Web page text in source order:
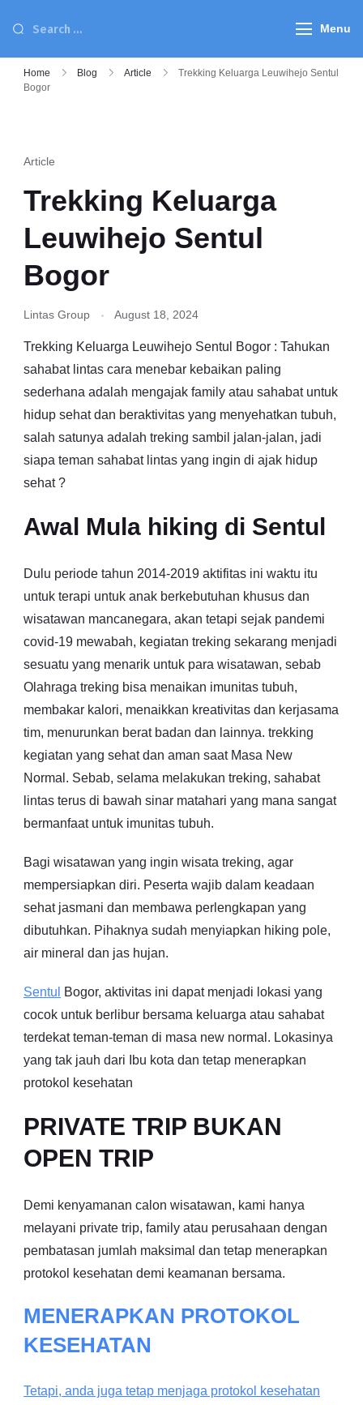
Menu
Home Blog Article
Trekking Keluarga Leuwihejo Sentul
Bogor
Article
Trekking Keluarga
Leuwihejo Sentul
Bogor
Lintas Group August 18, 2024
Trekking Keluarga Leuwihejo Sentul Bogor : Tahukan
sahabat lintas cara menebar kebaikan paling
sederhana adalah mengajak family atau sahabat untuk
hidup sehat dan beraktivitas yang menyehatkan tubuh,
salah satunya adalah treking sambil jalan-jalan, jadi
siapa teman sahabat lintas yang ingin di ajak hidup
sehat ?
Awal Mula hiking di Sentul
Dulu periode tahun 2014-2019 aktifitas ini waktu itu
untuk terapi untuk anak berkebutuhan khusus dan
wisatawan mancanegara, akan tetapi sejak pandemi
covid-19 mewabah, kegiatan treking sekarang menjadi
sesuatu yang menarik untuk para wisatawan, sebab
Olahraga treking bisa menaikan imunitas tubuh,
membakar kalori, menaikkan kreativitas dan kerjasama
tim, menurunkan berat badan dan lainnya. trekking
kegiatan yang sehat dan aman saat Masa New
Normal. Sebab, selama melakukan treking, sahabat
lintas terus di bawah sinar matahari yang mana sangat
bermanfaat untuk imunitas tubuh.
Bagi wisatawan yang ingin wisata treking, agar
mempersiapkan diri. Peserta wajib dalam keadaan
sehat jasmani dan membawa perlengkapan yang
dibutuhkan. Pihaknya sudah menyiapkan hiking pole,
air mineral dan jas hujan.
Sentul
Bogor, aktivitas ini dapat menjadi lokasi yang
cocok untuk berlibur bersama keluarga atau sahabat
terdekat teman-teman di masa new normal. Lokasinya
yang tak jauh dari Ibu kota dan tetap menerapkan
protokol kesehatan
PRIVATE TRIP BUKAN
OPEN TRIP
Demi kenyamanan calon wisatawan, kami hanya
melayani private trip, family atau perusahaan dengan
pembatasan jumlah maksimal dan tetap menerapkan
protokol kesehatan demi keamanan bersama.
MENERAPKAN PROTOKOL
KESEHATAN
Tetapi, anda juga tetap menjaga protokol kesehatan